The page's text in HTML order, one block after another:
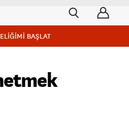
BAŞLAT